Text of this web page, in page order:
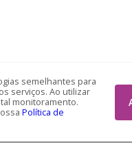
semelhantes para
serviços. Ao utilizar
monitoramento.
Política de